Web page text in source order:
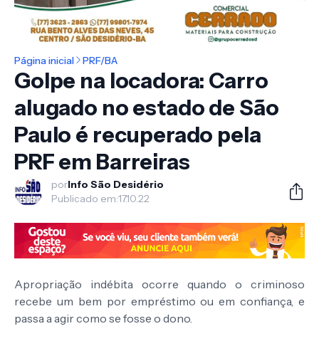
Página inicial PRF/BA
Golpe na locadora: Carro
alugado no estado de São
Paulo é recuperado pela
PRF em Barreiras
porInfo São Desidério
Publicado em:17.10.22
Apropriação indébita ocorre quando o criminoso
recebe um bem por empréstimo ou em confiança, e
passa a agir como se fosse o dono.